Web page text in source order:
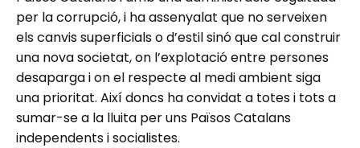
per la corrupció, i ha assenyalat que no serveixen
els canvis superficials o d’estil sinó que cal construir
una nova societat, on l’explotació entre persones
desaparga i on el respecte al medi ambient siga
una prioritat. Així doncs ha convidat a totes i tots a
sumar-se a la lluita per uns Països Catalans
independents i socialistes.